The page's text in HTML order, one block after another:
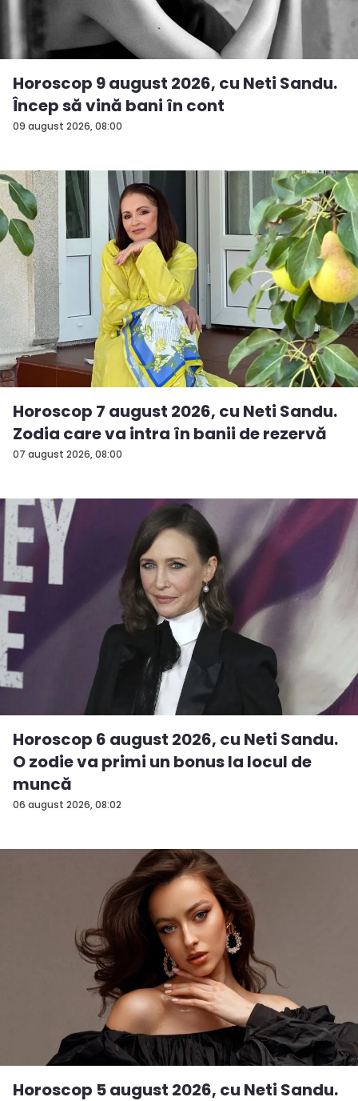
09 august 2026, 08:00
Horoscop 9 august 2026, cu Neti Sandu.
Încep să vină bani în cont
07 august 2026, 08:00
Horoscop 7 august 2026, cu Neti Sandu.
Zodia care va intra în banii de rezervă
06 august 2026, 08:02
Horoscop 6 august 2026, cu Neti Sandu.
O zodie va primi un bonus la locul de
muncă
Horoscop 5 august 2026, cu Neti Sandu.